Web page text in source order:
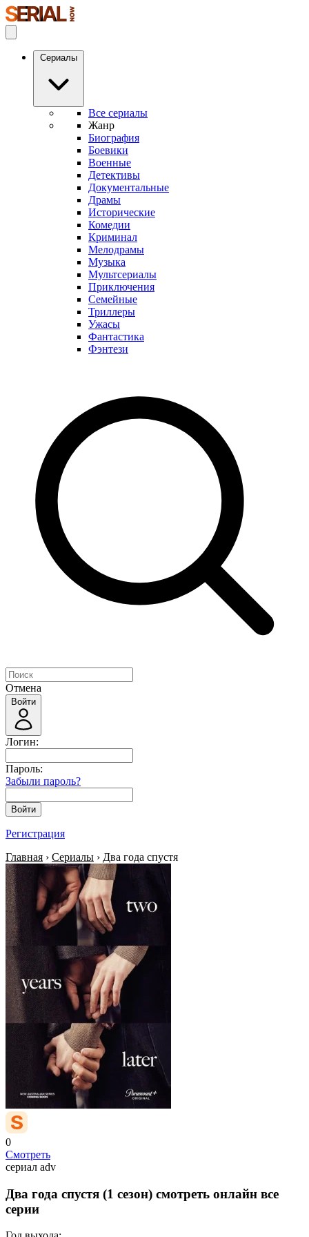
Сериалы
Все сериалы
Жанр
Биография
Боевики
Военные
Детективы
Документальные
Драмы
Исторические
Комедии
Криминал
Мелодрамы
Музыка
Мультсериалы
Приключения
Семейные
Триллеры
Ужасы
Фантастика
Фэнтези
Отмена
Войти
Логин:
Пароль:
Забыли пароль?
Войти
Регистрация
Главная › Сериалы › Два года спустя
0
Смотреть
сериал adv
Два года спустя (1 сезон) смотреть онлайн все
серии